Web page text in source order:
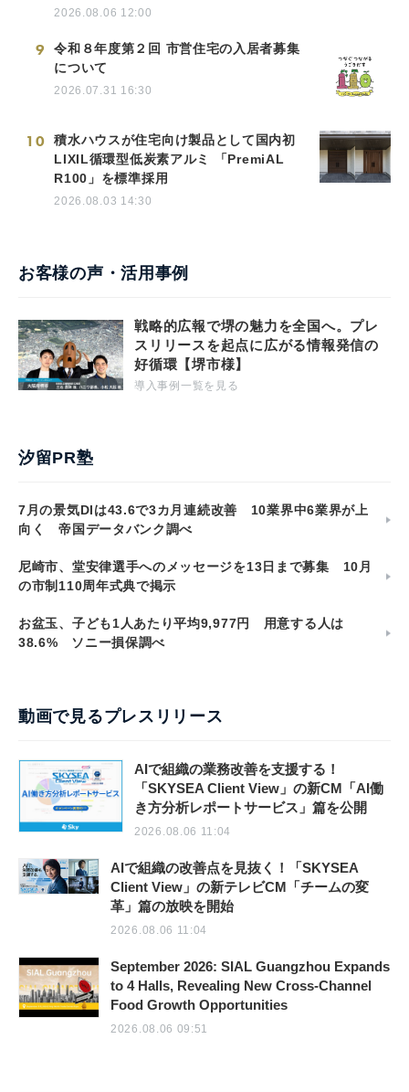
2026.08.06 12:00
9
令和８年度第２回 市営住宅の入居者募集
について
2026.07.31 16:30
10
積水ハウスが住宅向け製品として国内初
LIXIL循環型低炭素アルミ 「PremiAL
R100」を標準採用
2026.08.03 14:30
お客様の声・活用事例
戦略的広報で堺の魅力を全国へ。プレ
スリリースを起点に広がる情報発信の
好循環【堺市様】
導入事例一覧を見る
汐留PR塾
7月の景気DIは43.6で3カ月連続改善 10業界中6業界が上
向く 帝国データバンク調べ
尼崎市、堂安律選手へのメッセージを13日まで募集 10月
の市制110周年式典で掲示
お盆玉、子ども1人あたり平均9,977円 用意する人は
38.6% ソニー損保調べ
動画で見るプレスリリース
AIで組織の業務改善を支援する！
「SKYSEA Client View」の新CM「AI働
き方分析レポートサービス」篇を公開
2026.08.06 11:04
AIで組織の改善点を見抜く！「SKYSEA
Client View」の新テレビCM「チームの変
革」篇の放映を開始
2026.08.06 11:04
September 2026: SIAL Guangzhou Expands
to 4 Halls, Revealing New Cross-Channel
Food Growth Opportunities
2026.08.06 09:51